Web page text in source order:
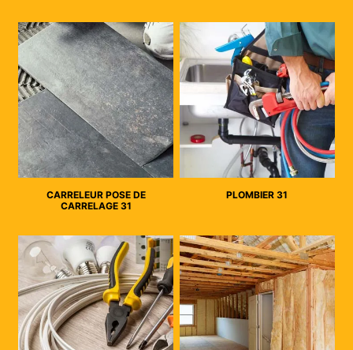
CARRELEUR POSE DE
CARRELAGE 31
PLOMBIER 31